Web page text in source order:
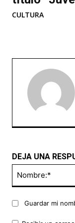
CULTURA
DEJA UNA
Guardar mi